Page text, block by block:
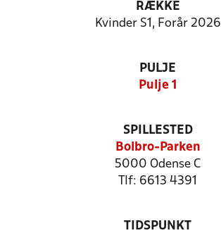
RÆKKE
Kvinder S1, Forår 2026
PULJE
Pulje 1
SPILLESTED
Bolbro-Parken
5000 Odense C
Tlf: 6613 4391
TIDSPUNKT